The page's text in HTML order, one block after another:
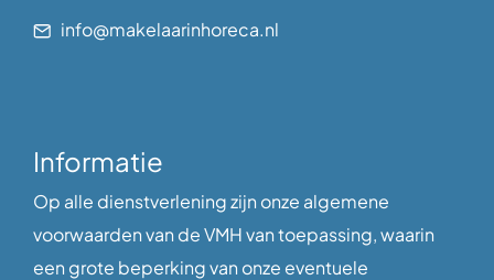
info@makelaarinhoreca.nl
Informatie
Op alle dienstverlening zijn onze algemene
voorwaarden van de VMH van toepassing, waarin
een grote beperking van onze eventuele